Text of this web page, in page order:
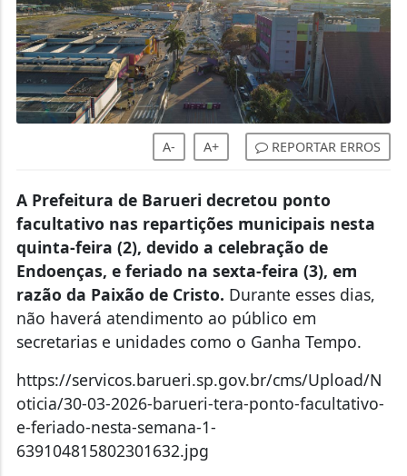
A- A+ REPORTAR ERROS
A Prefeitura de Barueri decretou ponto
facultativo nas repartições municipais nesta
quinta-feira (2), devido a celebração de
Endoenças, e feriado na sexta-feira (3), em
razão da Paixão de Cristo. Durante esses dias,
não haverá atendimento ao público em
secretarias e unidades como o Ganha Tempo.
https://servicos.barueri.sp.gov.br/cms/Upload/N
oticia/30-03-2026-barueri-tera-ponto-facultativo-
e-feriado-nesta-semana-1-
639104815802301632.jpg